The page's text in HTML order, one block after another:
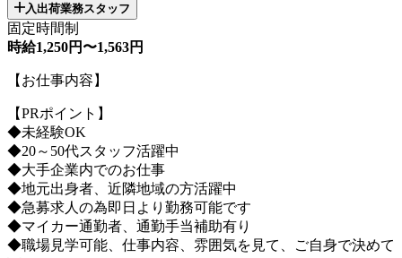
入出荷業務スタッフ
固定時間制
時給1,250円〜1,563円
【お仕事内容】
【PRポイント】
◆未経験OK
◆20～50代スタッフ活躍中
◆大手企業内でのお仕事
◆地元出身者、近隣地域の方活躍中
◆急募求人の為即日より勤務可能です
◆マイカー通勤者、通勤手当補助有り
◆職場見学可能、仕事内容、雰囲気を見て、ご自身で決めて